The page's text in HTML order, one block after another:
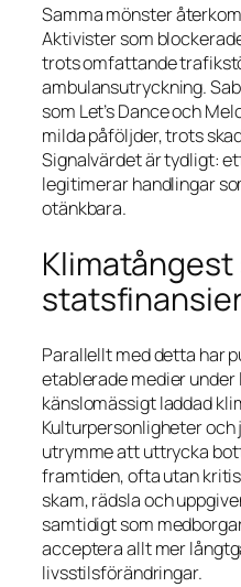
Samma mönster
Aktivister som
trots omfattande
ambulansutryckning.
som Let’s Danceoch
milda påföljder, trots
Signalvärdet är tydligt:
legitimerar handlingar
otänkbara.
Klimatångest
Parallellt med detta har
etablerade medier
känslomässigt laddad
Kulturpersonligheter
utrymme att uttrycka
framtiden, ofta utan
skam, rädsla och
samtidigt som
acceptera allt mer
livsstilsförändringar.